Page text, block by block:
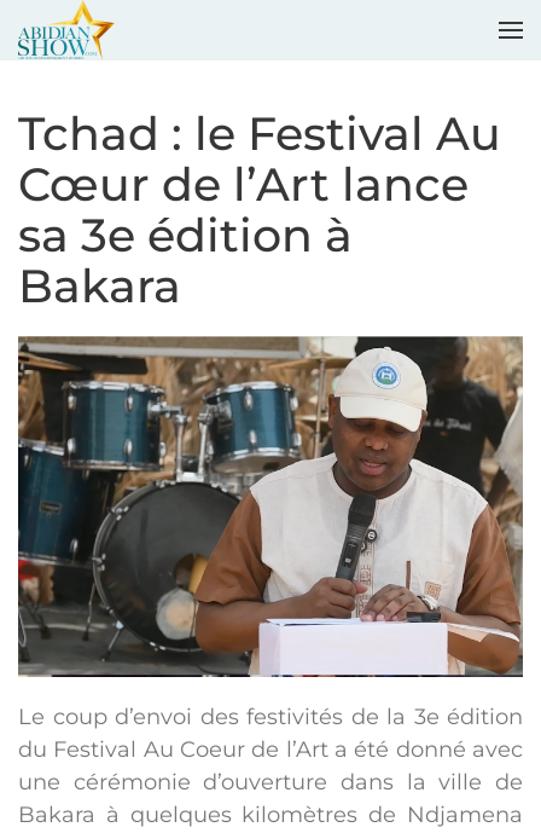
Tchad : le Festival Au
Cœur de l’Art lance
sa 3e édition à
Bakara
Le coup d’envoi des festivités de la 3e édition
du Festival Au Coeur de l’Art a été donné avec
une cérémonie d’ouverture dans la ville de
Bakara à quelques kilomètres de Ndjamena